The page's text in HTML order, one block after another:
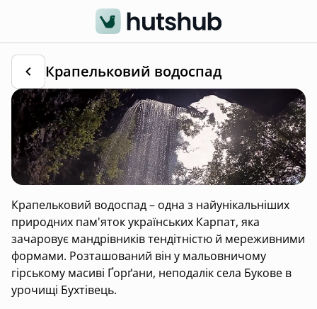
Крапельковий водоспад
Крапельковий водоспад – одна з найунікальніших
природних пам'яток українських Карпат, яка
зачаровує мандрівників тендітністю й мереживними
формами. Розташований він у мальовничому
гірському масиві Ґорґани, неподалік села Букове в
урочищі Бухтівець.